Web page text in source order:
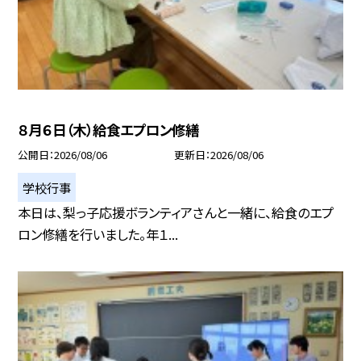
８月６日（木）給食エプロン修繕
公開日 2026/08/06 更新日 2026/08/06
学校行事
本日は、梨っ子応援ボランティアさんと一緒に、給食のエプ
ロン修繕を行いました。年１...